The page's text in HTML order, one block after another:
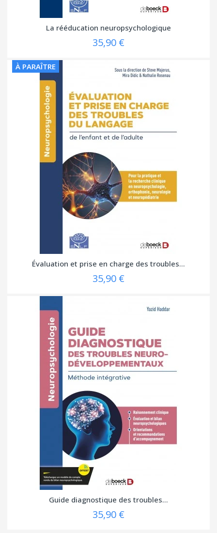
La rééducation neuropsychologique
35,90 €
À PARAÎTRE
Évaluation et prise en charge des troubles...
35,90 €
Guide diagnostique des troubles...
35,90 €